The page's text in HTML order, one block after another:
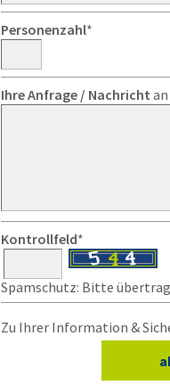
Personenzahl*
Ihre Anfrage / Nachricht
Kontrollfeld*
Spamschutz: Bitte
Zu Ihrer Information &